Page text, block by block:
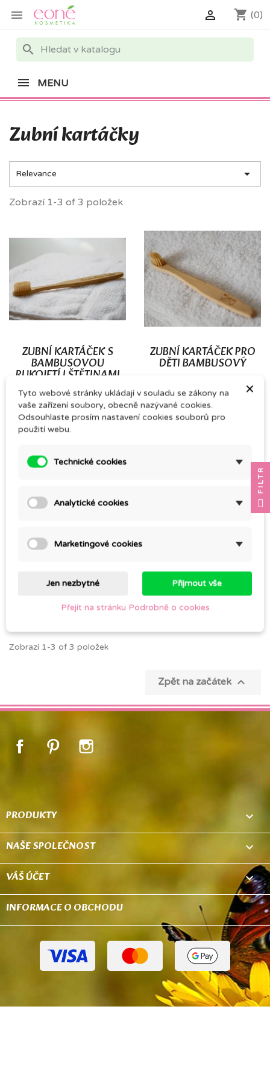
 shopping_cart (0)

search
MENU
Zubní kartáčky
Relevance 
Zobrazí 1-3 of 3 položek
ZUBNÍ KARTÁČEK S
BAMBUSOVOU
RUKOJETÍ I ŠTĚTINAMI
79,00 Kč
ZUBNÍ KARTÁČEK PRO
DĚTI BAMBUSOVÝ
ZUBNÍ KARTÁČEK S
NYLONOVÝMI
ŠTĚTINAMI
79,00 Kč
Zobrazí 1-3 of 3 položek
Zpět na začátek 
FacebookPinterest
PRODUKTY 
NAŠE SPOLEČNOST 
VÁŠ ÚČET 
INFORMACE O OBCHODU keyboard_arrow_down
×
Tyto webové stránky ukládají v souladu se zákony na
vaše zařízení soubory, obecně nazývané cookies.
Odsouhlaste prosím nastavení cookies souborů pro
použití webu.
Technické cookies
Analytické cookies
Marketingové cookies
Jen nezbytné Přijmout vše
Přejít na stránku Podrobně o cookies
FILTR